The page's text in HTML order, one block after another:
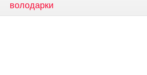
володарки